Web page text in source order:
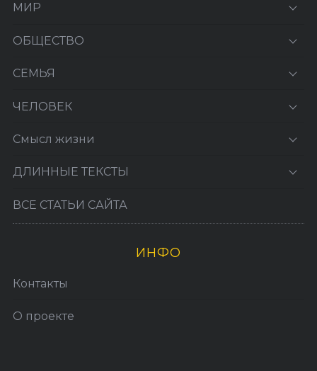
МИР
ОБЩЕСТВО
СЕМЬЯ
ЧЕЛОВЕК
Смысл жизни
ДЛИННЫЕ ТЕКСТЫ
ВСЕ СТАТЬИ САЙТА
ИНФО
Контакты
О проекте